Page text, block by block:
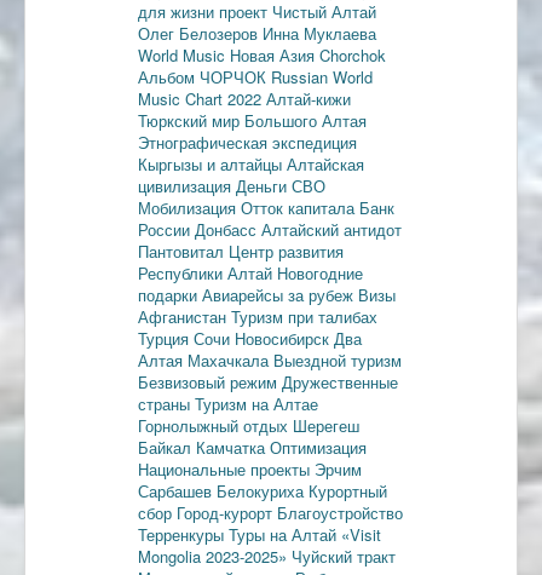
для жизни проект Чистый Алтай
Олег Белозеров Инна Муклаева
World Music Новая Азия Chorchok
Альбом ЧОРЧОК Russian World
Music Chart 2022 Алтай-кижи
Тюркский мир Большого Алтая
Этнографическая экспедиция
Кыргызы и алтайцы Алтайская
цивилизация Деньги СВО
Мобилизация Отток капитала Банк
России Донбасс Алтайский антидот
Пантовитал Центр развития
Республики Алтай Новогодние
подарки Авиарейсы за рубеж Визы
Афганистан Туризм при талибах
Турция Сочи Новосибирск Два
Алтая Махачкала Выездной туризм
Безвизовый режим Дружественные
страны Туризм на Алтае
Горнолыжный отдых Шерегеш
Байкал Камчатка Оптимизация
Национальные проекты Эрчим
Сарбашев Белокуриха Курортный
сбор Город-курорт Благоустройство
Терренкуры Туры на Алтай «Visit
Mongolia 2023-2025» Чуйский тракт